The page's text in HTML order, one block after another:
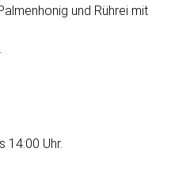
und Rührei mit
14:00 Uhr.